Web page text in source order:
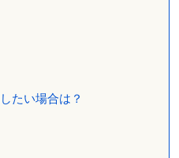
たい場合は？